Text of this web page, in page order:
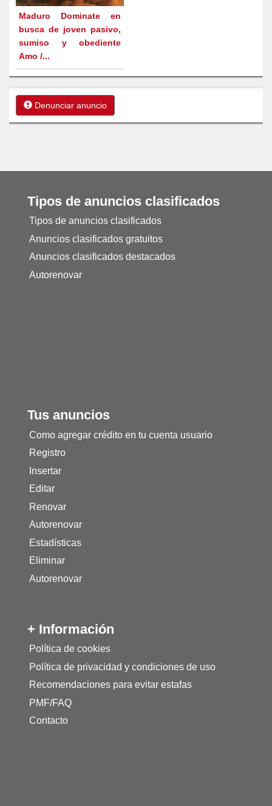
Maduro Dominate en
busca de joven pasivo,
sumiso y obediente
Amo /...
Denunciar anuncio
Tipos de anuncios clasificados
Tipos de anuncios clasificados
Anuncios clasificados gratuitos
Anuncios clasificados destacados
Autorenovar
Tus anuncios
Como agregar crédito en tu cuenta usuario
Registro
Insertar
Editar
Renovar
Autorenovar
Estadísticas
Eliminar
Autorenovar
+ Información
Política de cookies
Política de privacidad y condiciones de uso
Recomendaciones para evitar estafas
PMF/FAQ
Contacto